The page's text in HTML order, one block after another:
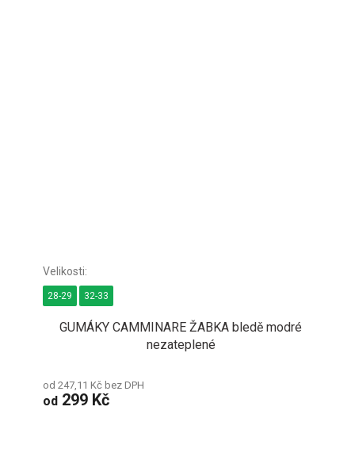
GUMÁKY CAMMINARE ŽABKA bledě modré
nezateplené
od 247,11 Kč bez DPH
od 299 Kč
28-29 32-33